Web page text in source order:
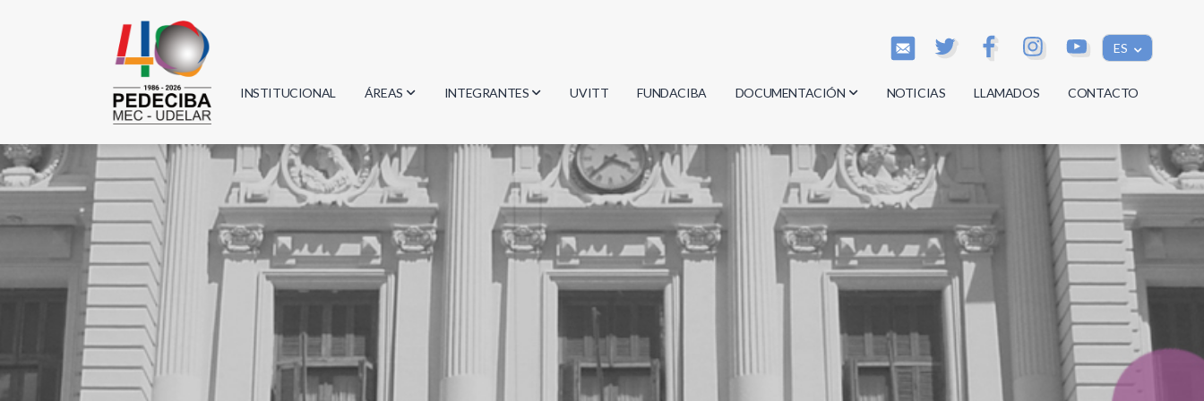
ES
INSTITUCIONAL ÁREAS
Biología
Física
Geociencias
Informática
Matemática
INTEGRANTES
Investigadores
Estudiantes
Egresados
UVITT FUNDACIBA DOCUMENTACIÓN
Actas
Reglamentos
Documentos
NOTICIAS LLAMADOS CONTACTO